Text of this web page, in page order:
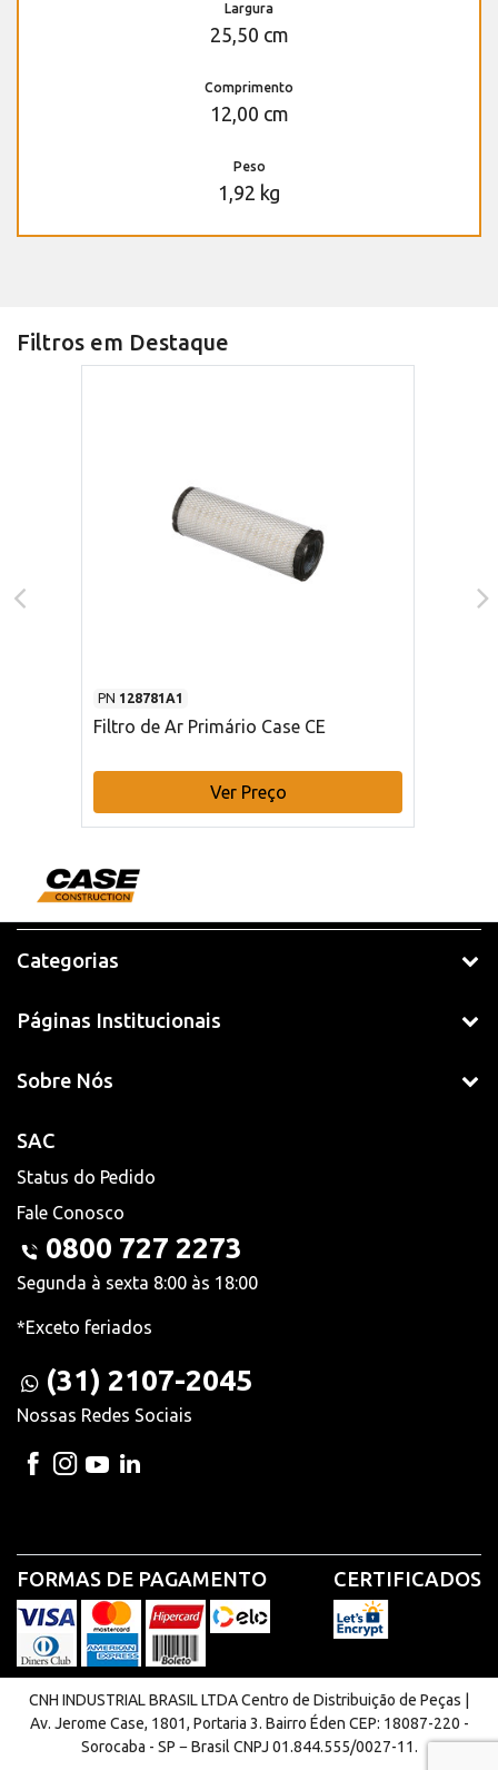
Largura
25,50 cm
Comprimento
12,00 cm
Peso
1,92 kg
Filtros em Destaque
PN 128781A1
Filtro de Ar Primário Case CE
Ver Preço
Categorias
Páginas Institucionais
Sobre Nós
SAC
Status do Pedido
Fale Conosco
0800 727 2273
Segunda à sexta 8:00 às 18:00
*Exceto feriados
(31) 2107-2045
Nossas Redes Sociais
FORMAS DE PAGAMENTO CERTIFICADOS
CNH INDUSTRIAL BRASIL LTDA Centro de Distribuição de Peças |
Av. Jerome Case, 1801, Portaria 3. Bairro Éden CEP: 18087-220 -
Sorocaba - SP − Brasil CNPJ 01.844.555/0027-11.